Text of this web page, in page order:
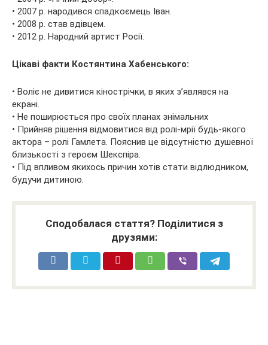
• 2007 р. народився спадкоємець Іван.
• 2008 р. став вдівцем.
• 2012 р. Народний артист Росії.
Цікаві факти Костянтина Хабенського:
• Воліє не дивитися кінострічки, в яких з’являвся на
екрані.
• Не поширюється про своїх планах знімальних
• Прийняв рішення відмовитися від ролі-мрії будь-якого
актора – ролі Гамлета. Пояснив це відсутністю душевної
близькості з героєм Шекспіра.
• Під впливом якихось причин хотів стати відлюдником,
будучи дитиною.
Сподобалася стаття? Поділитися з
друзями: